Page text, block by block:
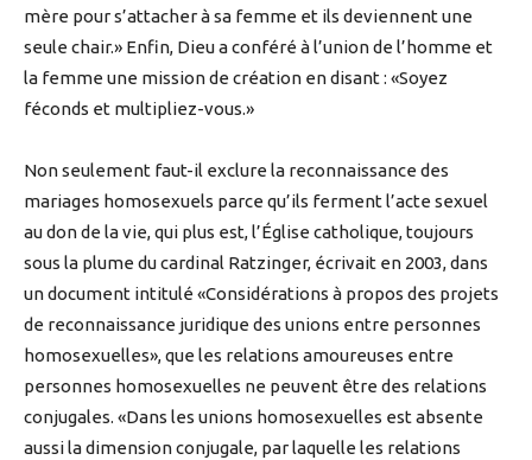
mère pour s’attacher à sa femme et ils deviennent une
seule chair.» Enfin, Dieu a conféré à l’union de l’homme et
la femme une mission de création en disant : «Soyez
féconds et multipliez-vous.»
Non seulement faut-il exclure la reconnaissance des
mariages homosexuels parce qu’ils ferment l’acte sexuel
au don de la vie, qui plus est, l’Église catholique, toujours
sous la plume du cardinal Ratzinger, écrivait en 2003, dans
un document intitulé «Considérations à propos des projets
de reconnaissance juridique des unions entre personnes
homosexuelles», que les relations amoureuses entre
personnes homosexuelles ne peuvent être des relations
conjugales. «Dans les unions homosexuelles est absente
aussi la dimension conjugale, par laquelle les relations